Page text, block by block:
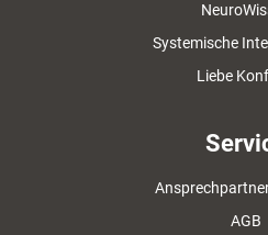
Systemische
Liebe
AGB